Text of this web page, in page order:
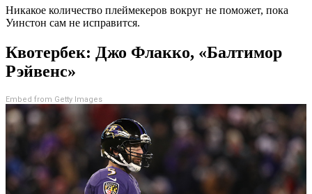
Никакое количество плеймекеров вокруг не поможет, пока
Уинстон сам не исправится.
Квотербек: Джо Флакко, «Балтимор
Рэйвенс»
Embed from Getty Images